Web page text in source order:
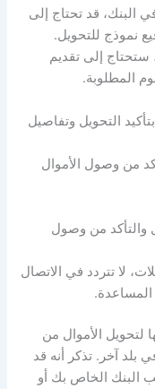
البنك، قد تحتاج إلى
نموذج للتحويل.
ستحتاج إلى تقديم
المطلوبة.
التحويل وتفاصيل
من وصول الأموال
والتأكد من وصول
لا تتردد في الاتصال
لتحويل الأموال من
آخر. تذكر أنه قد
البنك الخاص بك أو